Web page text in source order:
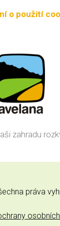
o použití
zahradu
práva